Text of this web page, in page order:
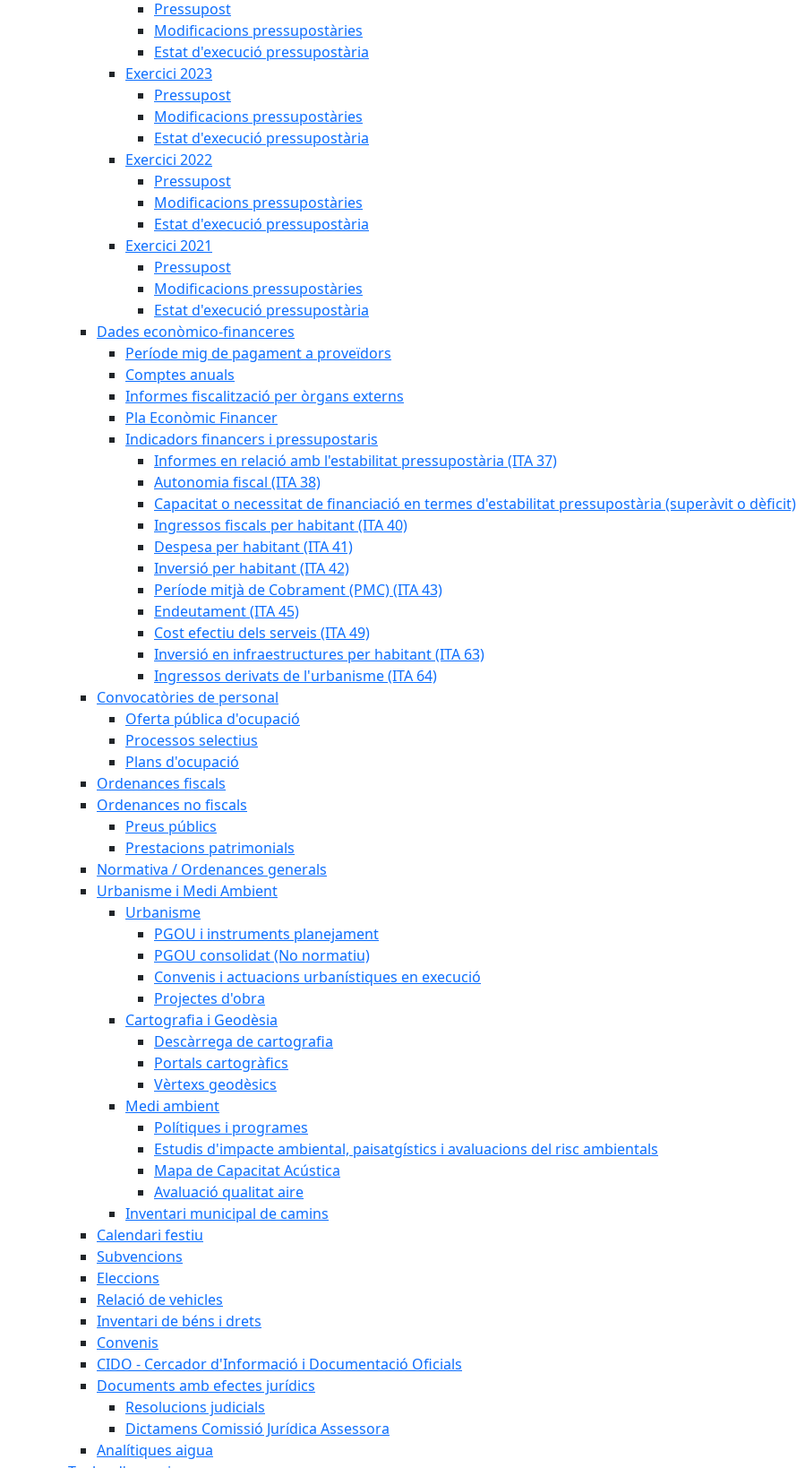
Pressupost
Modificacions pressupostàries
Estat d'execució pressupostària
Exercici 2023
Pressupost
Modificacions pressupostàries
Estat d'execució pressupostària
Exercici 2022
Pressupost
Modificacions pressupostàries
Estat d'execució pressupostària
Exercici 2021
Pressupost
Modificacions pressupostàries
Estat d'execució pressupostària
Dades econòmico-financeres
Període mig de pagament a proveïdors
Comptes anuals
Informes fiscalització per òrgans externs
Pla Econòmic Financer
Indicadors financers i pressupostaris
Informes en relació amb l'estabilitat pressupostària (ITA 37)
Autonomia fiscal (ITA 38)
Capacitat o necessitat de financiació en termes d'estabilitat pressupostària (superàvit o dèficit)
Ingressos fiscals per habitant (ITA 40)
Despesa per habitant (ITA 41)
Inversió per habitant (ITA 42)
Període mitjà de Cobrament (PMC) (ITA 43)
Endeutament (ITA 45)
Cost efectiu dels serveis (ITA 49)
Inversió en infraestructures per habitant (ITA 63)
Ingressos derivats de l'urbanisme (ITA 64)
Convocatòries de personal
Oferta pública d'ocupació
Processos selectius
Plans d'ocupació
Ordenances fiscals
Ordenances no fiscals
Preus públics
Prestacions patrimonials
Normativa / Ordenances generals
Urbanisme i Medi Ambient
Urbanisme
PGOU i instruments planejament
PGOU consolidat (No normatiu)
Convenis i actuacions urbanístiques en execució
Projectes d'obra
Cartografia i Geodèsia
Descàrrega de cartografia
Portals cartogràfics
Vèrtexs geodèsics
Medi ambient
Polítiques i programes
Estudis d'impacte ambiental, paisatgístics i avaluacions del risc ambientals
Mapa de Capacitat Acústica
Avaluació qualitat aire
Inventari municipal de camins
Calendari festiu
Subvencions
Eleccions
Relació de vehicles
Inventari de béns i drets
Convenis
CIDO - Cercador d'Informació i Documentació Oficials
Documents amb efectes jurídics
Resolucions judicials
Dictamens Comissió Jurídica Assessora
Analítiques aigua